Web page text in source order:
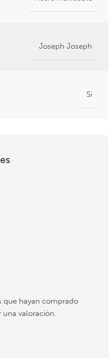
Joseph Joseph
Si
que hayan comprado
valoración.